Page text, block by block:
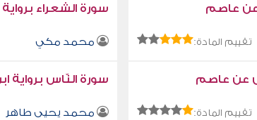
عاصم
تقييم المادة:
سورة الشعراء
محمد مكي
عن عاصم
تقييم المادة:
سورة النّاس برواية
محمد يحيى طاهر